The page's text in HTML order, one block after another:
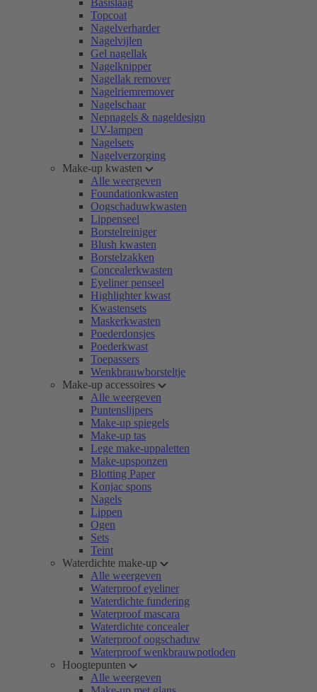
Basislaag
Topcoat
Nagelverharder
Nagelvijlen
Gel nagellak
Nagelknipper
Nagellak remover
Nagelriemremover
Nagelschaar
Nepnagels & nageldesign
UV-lampen
Nagelsets
Nagelverzorging
Make-up kwasten
Alle weergeven
Foundationkwasten
Oogschaduwkwasten
Lippenseel
Borstelreiniger
Blush kwasten
Borstelzakken
Concealerkwasten
Eyeliner penseel
Highlighter kwast
Kwastensets
Maskerkwasten
Poederdonsjes
Poederkwast
Toepassers
Wenkbrauwborsteltje
Make-up accessoires
Alle weergeven
Puntenslijpers
Make-up spiegels
Make-up tas
Lege make-uppaletten
Make-upsponzen
Blotting Paper
Konjac spons
Nagels
Lippen
Ogen
Sets
Teint
Waterdichte make-up
Alle weergeven
Waterproof eyeliner
Waterdichte fundering
Waterproof mascara
Waterdichte concealer
Waterproof oogschaduw
Waterproof wenkbrauwpotloden
Hoogtepunten
Alle weergeven